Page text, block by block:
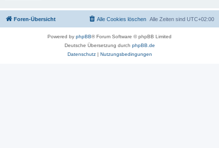
Foren-Übersicht Alle Zeiten sind UTC+02:00
Alle Cookies löschen
Powered by phpBB® Forum Software © phpBB Limited
Deutsche Übersetzung durch phpBB.de
Datenschutz| Nutzungsbedingungen